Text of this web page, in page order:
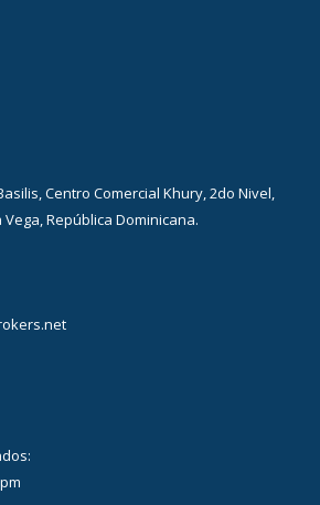
Centro Comercial Khury, 2do Nivel,
Vega, República Dominicana.